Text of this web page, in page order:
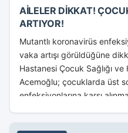
AİLELER DİKKAT!
ARTIYOR!
Mutantlı koronavirüs
vaka artışı görüldüğüne
Hastanesi Çocuk Sağlığı ve
Acemoğlu; çocuklarda üst
enfeksiyonlarına karşı